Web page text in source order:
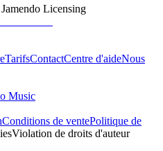
Jamendo Licensing
TarifsContactCentre d'aideNous
Music
Conditions de ventePolitique de
Violation de droits d'auteur